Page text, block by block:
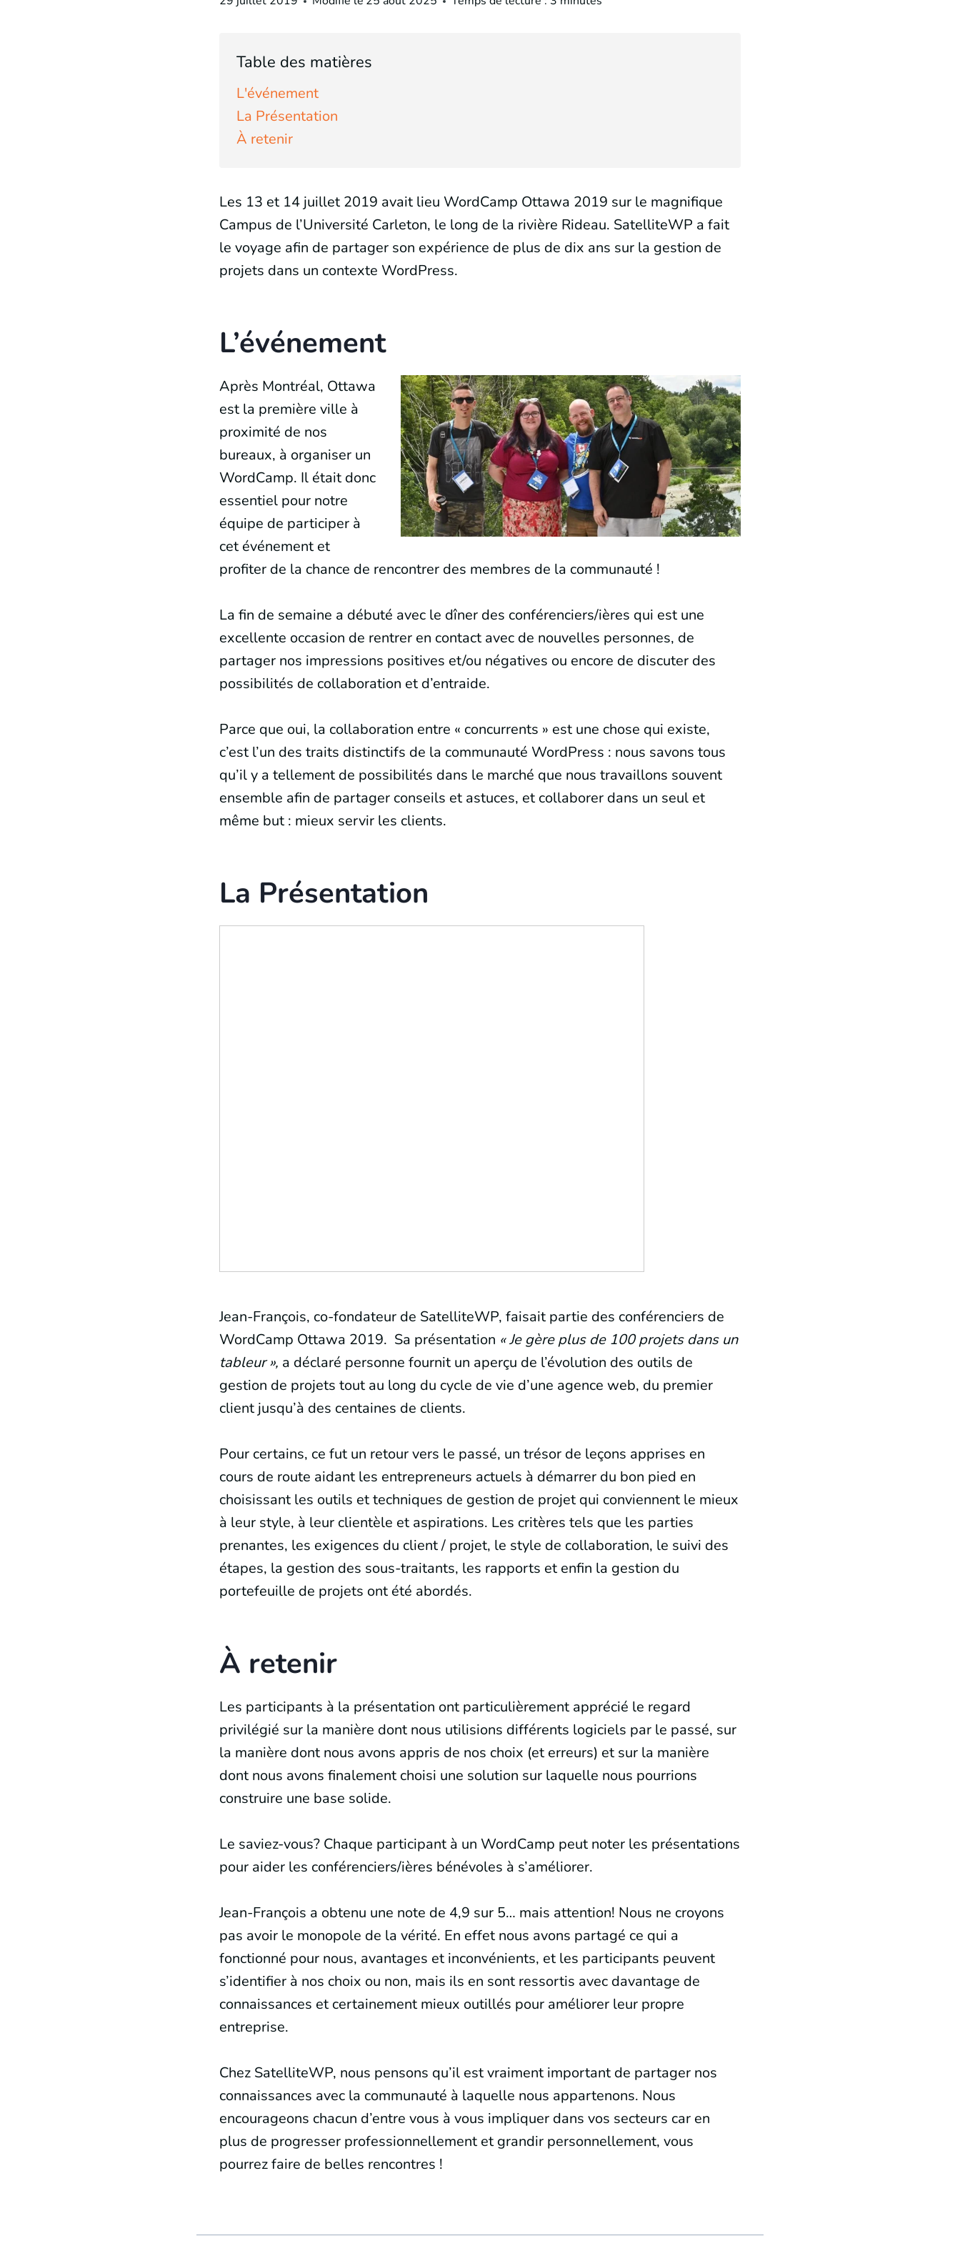
Table des matières
L'événement
La Présentation
À retenir
Les 13 et 14 juillet 2019 avait lieu WordCamp Ottawa 2019 sur le magnifique
Campus de l’Université Carleton, le long de la rivière Rideau. SatelliteWP a fait
le voyage afin de partager son expérience de plus de dix ans sur la gestion de
projets dans un contexte WordPress.
L’événement
Après Montréal, Ottawa
est la première ville à
proximité de nos
bureaux, à organiser un
WordCamp. Il était donc
essentiel pour notre
équipe de participer à
cet événement et
profiter de la chance de rencontrer des membres de la communauté !
La fin de semaine a débuté avec le dîner des conférenciers/ières qui est une
excellente occasion de rentrer en contact avec de nouvelles personnes, de
partager nos impressions positives et/ou négatives ou encore de discuter des
possibilités de collaboration et d’entraide.
Parce que oui, la collaboration entre « concurrents » est une chose qui existe,
c’est l’un des traits distinctifs de la communauté WordPress : nous savons tous
qu’il y a tellement de possibilités dans le marché que nous travaillons souvent
ensemble afin de partager conseils et astuces, et collaborer dans un seul et
même but : mieux servir les clients.
La Présentation
Jean-François, co-fondateur de SatelliteWP, faisait partie des conférenciers de
WordCamp Ottawa 2019. Sa présentation « Je gère plus de 100 projets dans un
tableur », a déclaré personne fournit un aperçu de l’évolution des outils de
gestion de projets tout au long du cycle de vie d’une agence web, du premier
client jusqu’à des centaines de clients.
Pour certains, ce fut un retour vers le passé, un trésor de leçons apprises en
cours de route aidant les entrepreneurs actuels à démarrer du bon pied en
choisissant les outils et techniques de gestion de projet qui conviennent le mieux
à leur style, à leur clientèle et aspirations. Les critères tels que les parties
prenantes, les exigences du client / projet, le style de collaboration, le suivi des
étapes, la gestion des sous-traitants, les rapports et enfin la gestion du
portefeuille de projets ont été abordés.
À retenir
Les participants à la présentation ont particulièrement apprécié le regard
privilégié sur la manière dont nous utilisions différents logiciels par le passé, sur
la manière dont nous avons appris de nos choix (et erreurs) et sur la manière
dont nous avons finalement choisi une solution sur laquelle nous pourrions
construire une base solide.
Le saviez-vous? Chaque participant à un WordCamp peut noter les présentations
pour aider les conférenciers/ières bénévoles à s’améliorer.
Jean-François a obtenu une note de 4,9 sur 5… mais attention! Nous ne croyons
pas avoir le monopole de la vérité. En effet nous avons partagé ce qui a
fonctionné pour nous, avantages et inconvénients, et les participants peuvent
s’identifier à nos choix ou non, mais ils en sont ressortis avec davantage de
connaissances et certainement mieux outillés pour améliorer leur propre
entreprise.
Chez SatelliteWP, nous pensons qu’il est vraiment important de partager nos
connaissances avec la communauté à laquelle nous appartenons. Nous
encourageons chacun d’entre vous à vous impliquer dans vos secteurs car en
plus de progresser professionnellement et grandir personnellement, vous
pourrez faire de belles rencontres !